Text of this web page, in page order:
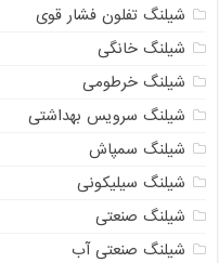
شیلنگ تفلون فشار قوی
شیلنگ خانگی
شیلنگ خرطومی
شیلنگ سرویس بهداشتی
شیلنگ سمپاش
شیلنگ سیلیکونی
شیلنگ صنعتی
شیلنگ صنعتی آب